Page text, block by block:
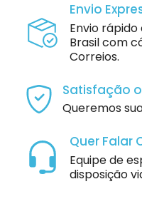
Envio
Envio
Brasil com
Correios.
Satisfação
Queremos
Quer Falar
Equipe de
disposição